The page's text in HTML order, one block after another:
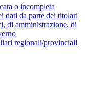
o incompleta
dati da parte dei titolari
di amministrazione, di
regionali/provinciali